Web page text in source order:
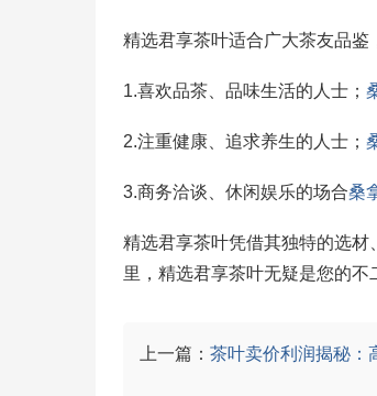
精选君享茶叶适合广大茶友品鉴
1.喜欢品茶、品味生活的人士；
2.注重健康、追求养生的人士；
3.商务洽谈、休闲娱乐的场合桑
精选君享茶叶凭借其独特的选
里，精选君享茶叶无疑是您的不
上一篇： 茶叶卖价利润揭秘：